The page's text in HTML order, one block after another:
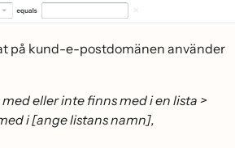
på kund-e-postdomänen använder
eller inte finns med i en lista >
i [ange listans namn],